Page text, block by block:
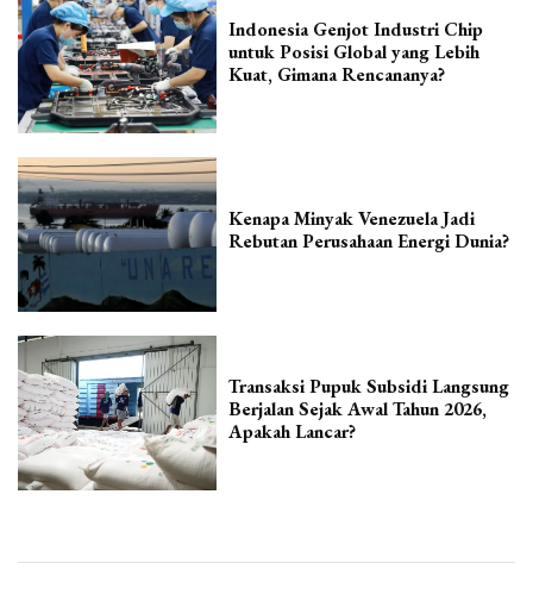
Indonesia Genjot Industri Chip
untuk Posisi Global yang Lebih
Kuat, Gimana Rencananya?
Kenapa Minyak Venezuela Jadi
Rebutan Perusahaan Energi Dunia?
Transaksi Pupuk Subsidi Langsung
Berjalan Sejak Awal Tahun 2026,
Apakah Lancar?